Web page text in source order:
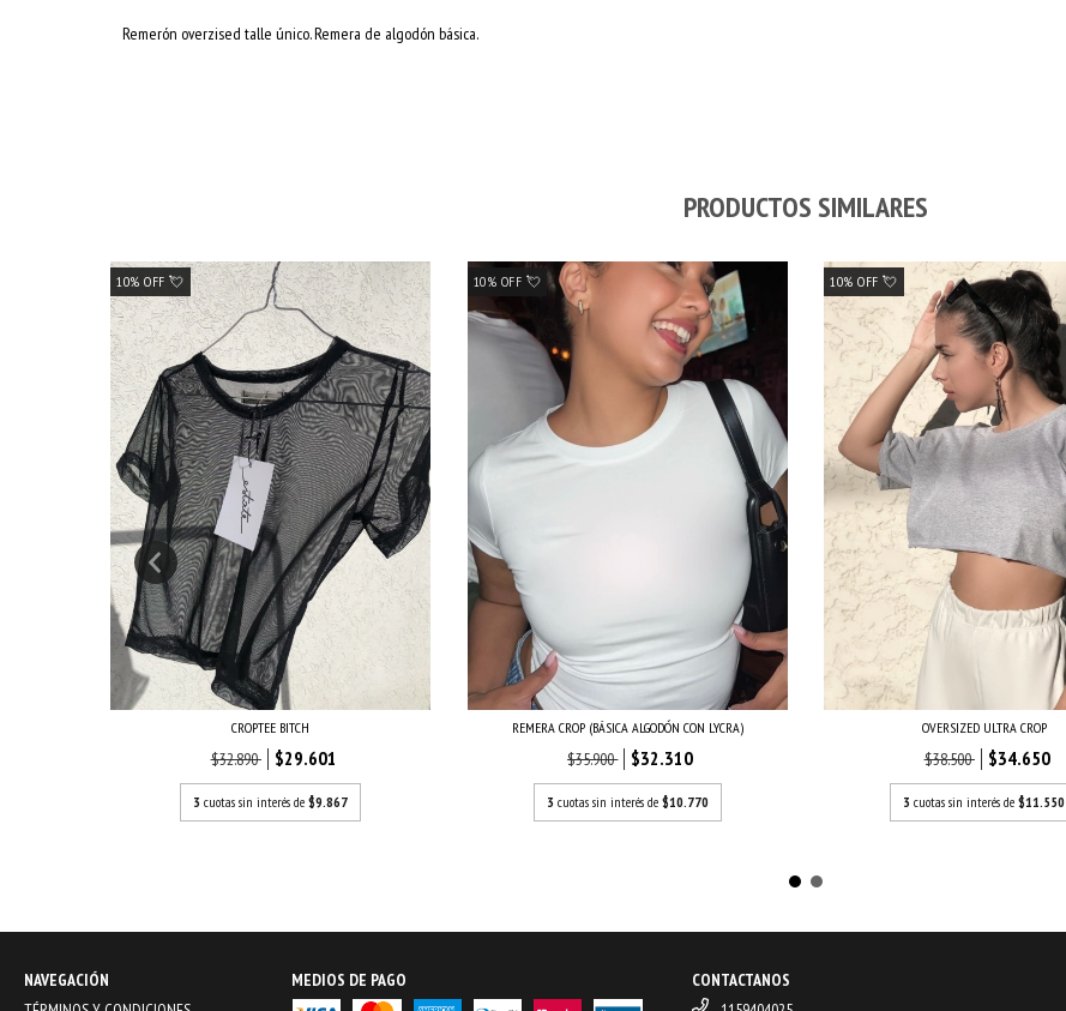
Remerón overzised talle único. Remera de algodón básica.
PRODUCTOS SIMILARES
10% OFF 💘
CROPTEE BITCH
$32.890 $29.601
3 cuotas sin interés de$9.867
10% OFF 💘
REMERA CROP (BÁSICA ALGODÓN CON LYCRA)
$35.900 $32.310
3 cuotas sin interés de $10.770
10% OFF 💘
OVERSIZED ULTRA CROP
$38.500 $34.650
3 cuotas sin interés de$11.550
NAVEGACIÓN
MEDIOS DE PAGO
CONTACTANOS